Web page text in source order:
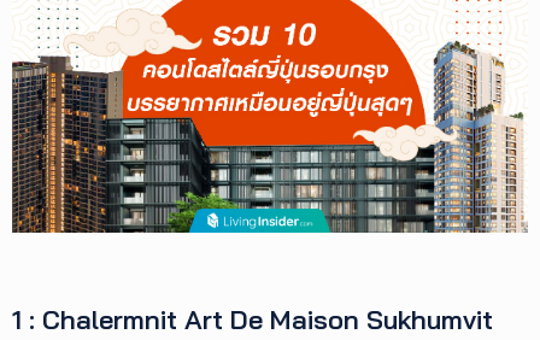
เพิ่ม
เติม
ติดต่อ
เรา
เงื่อนไข
การ
โหลด
1 : Chalermnit Art De Maison Sukhumvit